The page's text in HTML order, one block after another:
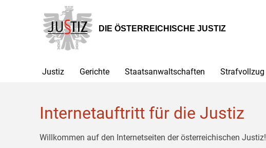
Hauptnavigation
[1]
Inhalt
[2]
DIE ÖSTERREICHISCHE JUSTIZ
Justiz Gerichte Staatsanwaltschaften Strafvollzug
Internetauftritt für die Justiz
Willkommen auf den Internetseiten der österreichischen Justiz!